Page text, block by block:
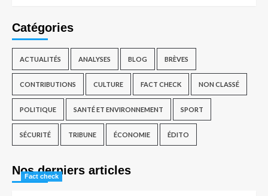
Catégories
ACTUALITÉS ANALYSES BLOG BRÈVES
CONTRIBUTIONS CULTURE FACT CHECK NON CLASSÉ
POLITIQUE SANTÉ ET ENVIRONNEMENT SPORT
SÉCURITÉ TRIBUNE ÉCONOMIE ÉDITO
Nos derniers articles
Fact check